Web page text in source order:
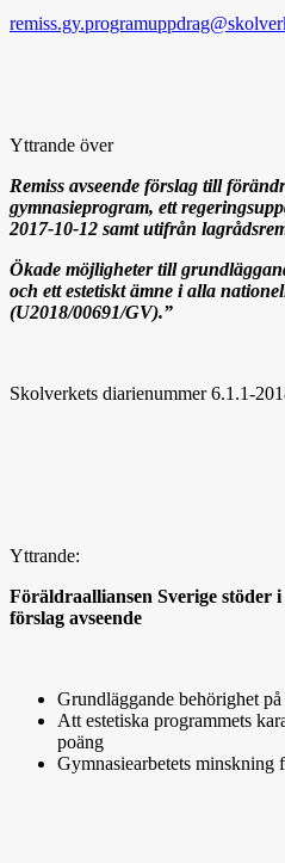
Yttrande över
Remiss avseende förslag till
gymnasieprogram, ett
2017-10-12 samt utifrån
Ökade möjligheter till
och ett estetiskt ämne i alla
(U2018/00691/GV).”
Skolverkets diarienummer 6.1.1-
Yttrande:
Föräldraalliansen Sverige stöder
förslag avseende
Grundläggande behörighet
Att estetiska programmets
poäng
Gymnasiearbetets minskning